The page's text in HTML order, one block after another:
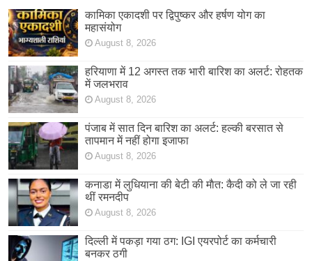
कामिका एकादशी पर द्विपुष्कर और हर्षण योग का
महासंयोग
August 8, 2026
हरियाणा में 12 अगस्त तक भारी बारिश का अलर्ट: रोहतक
में जलभराव
August 8, 2026
पंजाब में सात दिन बारिश का अलर्ट: हल्की बरसात से
तापमान में नहीं होगा इजाफा
August 8, 2026
कनाडा में लुधियाना की बेटी की माैत: कैदी को ले जा रही
थीं रमनदीप
August 8, 2026
दिल्ली में पकड़ा गया ठग: IGI एयरपोर्ट का कर्मचारी
बनकर ठगी